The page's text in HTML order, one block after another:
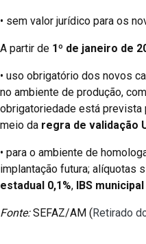
• sem valor jurídico para os
A partir de 1º de janeiro de
• uso obrigatório dos novos
no ambiente de produção,
obrigatoriedade está prevista
meio da regra de validação
• para o ambiente de
implantação futura; alíquotas
estadual 0,1%, IBS municipal
Fonte:SEFAZ/AM (Retirado